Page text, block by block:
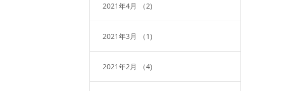
2021年4月 （2)
2021年3月 （1)
2021年2月 （4)